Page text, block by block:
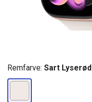
Remfarve: Sart Lyserød